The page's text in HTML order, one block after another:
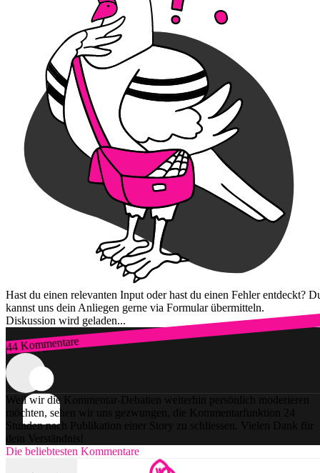
Hast du einen relevanten Input oder hast du einen Fehler entdeckt?
kannst uns dein Anliegen gerne via Formular übermitteln.
Diskussion wird geladen...
44 Kommentare
Zum Login
Weil wir die Kommentar-Debatten weiterhin persönlich moderieren
möchten, sehen wir uns gezwungen, die Kommentarfunktion 24
Stunden nach Publikation einer Story zu schliessen. Vielen Dank für
dein Verständnis!
Die beliebtesten Kommentare